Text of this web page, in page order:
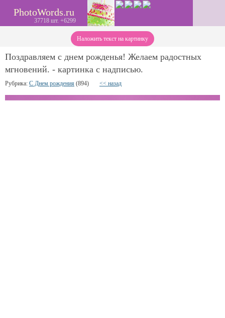
PhotoWords.ru
37718 шт. +6299
Наложить текст на картинку
Поздравляем с днем рожденья! Желаем радостных
мгновений. - картинка с надписью.
Рубрика: С Днем рождения (894) << назад